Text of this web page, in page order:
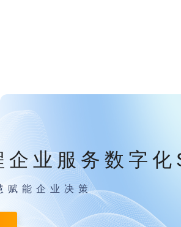
企业服务数字
赋能企业决策